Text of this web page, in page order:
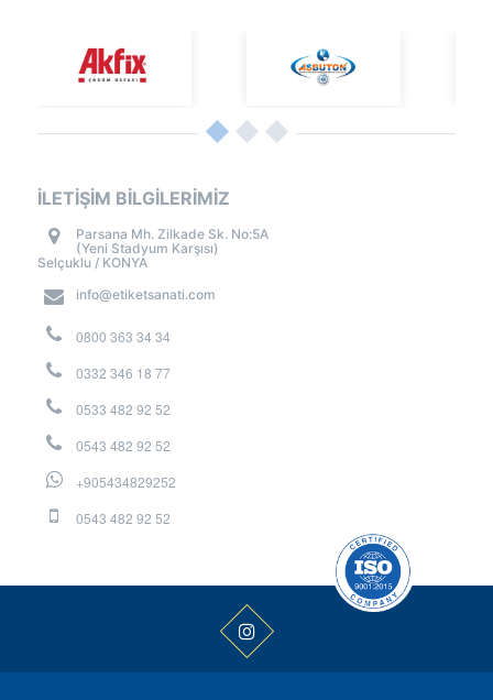
İLETİŞİM BİLGİLERİMİZ
Parsana Mh. Zilkade Sk. No:5A
(Yeni Stadyum Karşısı)
Selçuklu / KONYA
info@etiketsanati.com
0800 363 34 34
0332 346 18 77
0533 482 92 52
0543 482 92 52
+905434829252
0543 482 92 52